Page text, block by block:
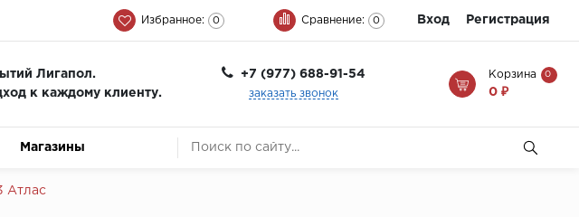
Избранное: 0 Сравнение: 0 Вход Регистрация
Лигапол.
к каждому клиенту.
+7 (977) 688-91-54
заказать звонок
Корзина 0
0 ₽
Магазины
Атлас